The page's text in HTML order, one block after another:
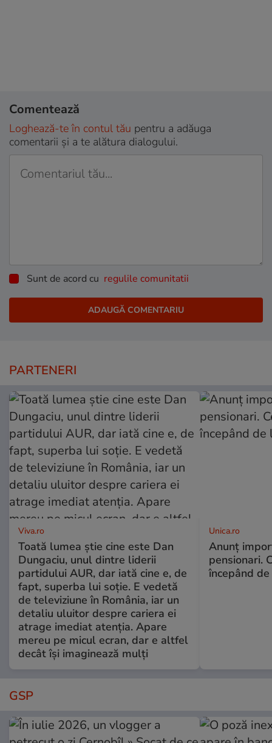
Comentează
Loghează-te în contul tău pentru a adăuga
comentarii și a te alătura dialogului.
Sunt de acord cu regulile comunitatii
PARTENERI
Viva.ro
Toată lumea știe cine este Dan
Dungaciu, unul dintre liderii
partidului AUR, dar iată cine e, de
fapt, superba lui soție. E vedetă
de televiziune în România, iar un
detaliu uluitor despre cariera ei
atrage imediat atenția. Apare
mereu pe micul ecran, dar e altfel
decât își imaginează mulți
Unica.ro
Anunț
pensionari.
începând
GSP